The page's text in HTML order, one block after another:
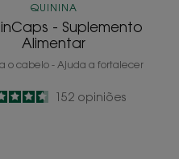
QUININA
- Suplemento
Alimentar
o cabelo - Ajuda a fortalecer
4.6
/5
152 opiniões